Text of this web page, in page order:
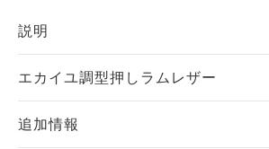
説明
エカイユ調型押しラムレザー
追加情報